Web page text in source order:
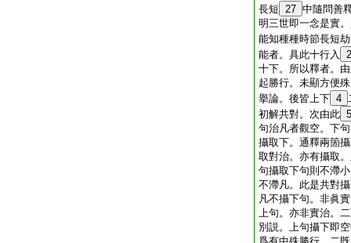
長短 27 中隨問善
明三世即一念是實
能知種種時節長短
能者。具此十行入
2
十下。所以釋者。
起勝行。未顯方便
擧論。後皆上下 4
初解共對。次由此 5
句治凡者觀空。下
攝取下。通釋兩箇
取對治。亦有攝取
句攝取下句則不滯
不滯凡。此是共對
凡不攝下句。非眞
上句。亦非實治。
別説。上句攝下即